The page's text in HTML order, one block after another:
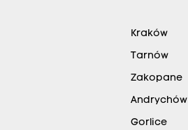
Kraków
Tarnów
Zakopane
Andrychów
Gorlice